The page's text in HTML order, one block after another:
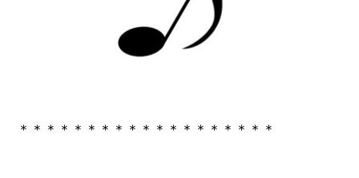
＊＊＊＊＊＊＊＊＊＊＊＊＊＊＊＊＊＊＊